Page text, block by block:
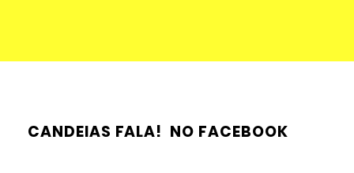
CANDEIAS FALA! NO FACEBOOK